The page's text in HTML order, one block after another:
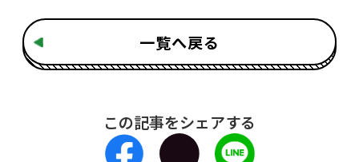
一覧へ戻る
この記事をシェアする